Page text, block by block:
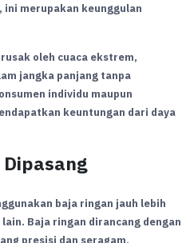
merupakan keunggulan
oleh cuaca ekstrem,
jangka panjang tanpa
individu maupun
keuntungan dari daya
baja ringan jauh lebih
Baja ringan dirancang dengan
presisi dan seragam,